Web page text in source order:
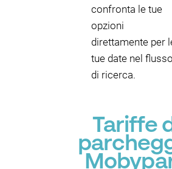
confronta le tue
opzioni
direttamente per
tue date nel flusso
di ricerca.
Tariffe